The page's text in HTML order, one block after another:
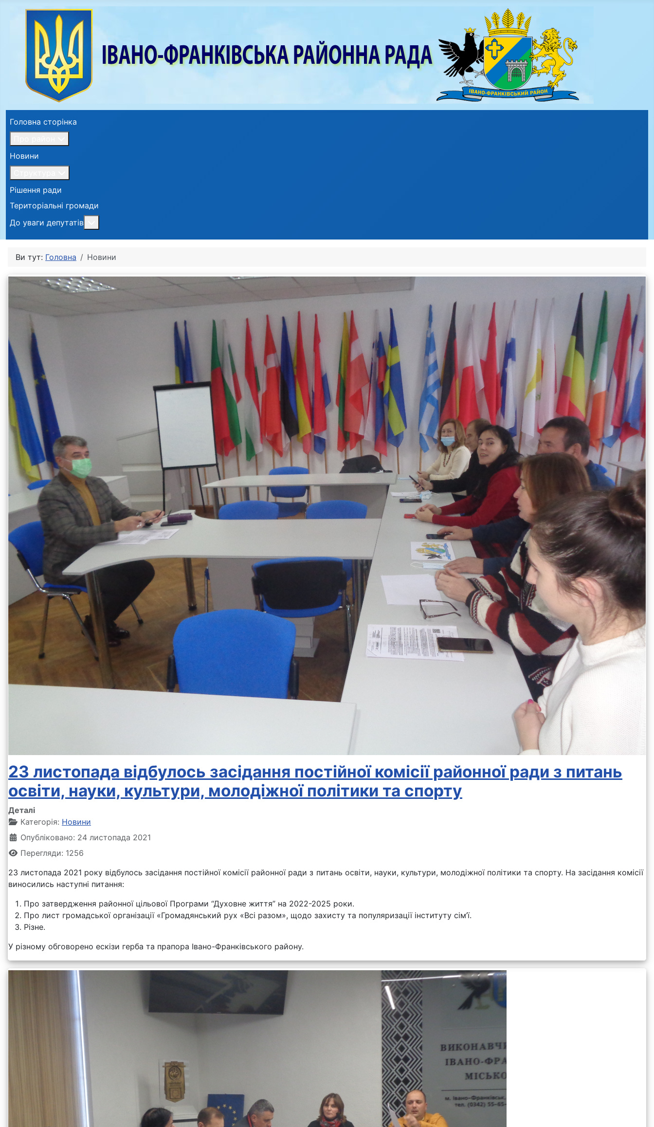
Головна сторінка
Новини
Рішення ради
Територіальні громади
До уваги депутатів
Ви тут: Головна Новини
23 листопада відбулось засідання постійної комісії районної ради з питань
освіти, науки, культури, молодіжної політики та спорту
Деталі
Категорія: Новини
Опубліковано: 24 листопада 2021
Перегляди: 1256
23 листопада 2021 року відбулось засідання постійної комісії районної ради з питань освіти, науки, культури, молодіжної політики та спорту. На засідання комісії
виносились наступні питання:
Про затвердження районної цільової Програми “Духовне життя” на 2022-2025 роки.
Про лист громадської організації «Громадянський рух «Всі разом», щодо захисту та популяризації інституту сім’ї.
Різне.
У різному обговорено ескізи герба та прапора Івано-Франківського району.